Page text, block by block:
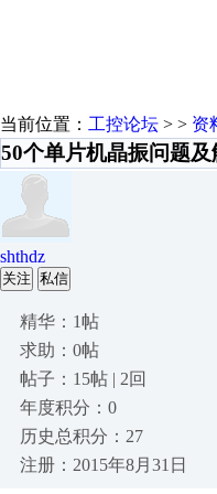
当前位置： 工控论坛 > > 资
50个单片机晶振问题
shthdz
关注 私信
精华：1帖
求助：0帖
帖子：15帖 | 2回
年度积分：0
历史总积分：27
注册：2015年8月31日